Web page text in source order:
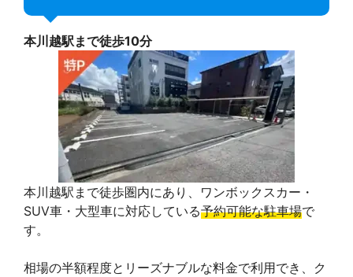
本川越駅まで徒歩10分
本川越駅まで徒歩圏内にあり、ワンボックスカー・
SUV車・大型車に対応している予約可能な駐車場で
す。
相場の半額程度とリーズナブルな料金で利用でき、ク